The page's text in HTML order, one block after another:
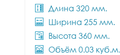
Длина 320 мм.
Ширина 255 мм.
Высота 360 мм.
Объём 0.03 куб.м.